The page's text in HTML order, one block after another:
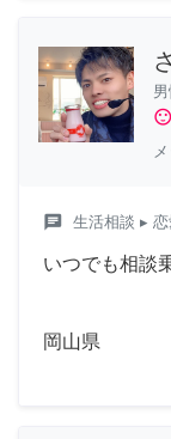
sentiment_satisfied
chat 生活相談 ▸
いつでも相談
岡山県